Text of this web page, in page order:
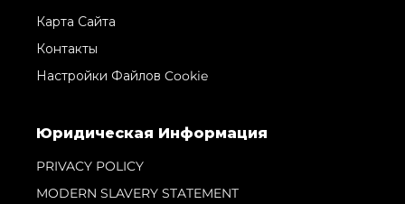
Карта Сайта
Контакты
Настройки Файлов Cookie
Юридическая Информация
PRIVACY POLICY
MODERN SLAVERY STATEMENT